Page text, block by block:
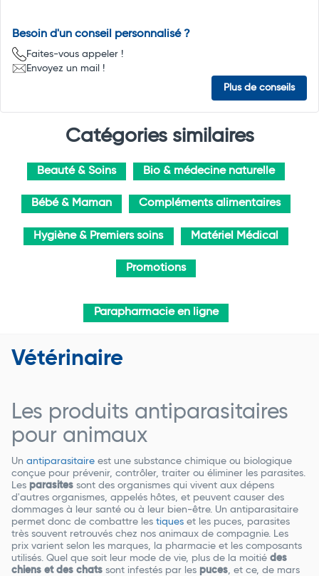
Besoin d'un conseil personnalisé ?
Faites-vous appeler !
Envoyez un mail !
Plus de conseils
Catégories similaires
Beauté & Soins Bio & médecine naturelle
Bébé & Maman Compléments alimentaires
Hygiène & Premiers soins Matériel Médical
Promotions
Parapharmacie en ligne
Vétérinaire
Les produits antiparasitaires
pour animaux
Un antiparasitaire est une substance chimique ou biologique
conçue pour prévenir, contrôler, traiter ou éliminer les parasites.
Les parasites sont des organismes qui vivent aux dépens
d'autres organismes, appelés hôtes, et peuvent causer des
dommages à leur santé ou à leur bien-être. Un antiparasitaire
permet donc de combattre les tiques et les puces, parasites
très souvent retrouvés chez nos animaux de compagnie. Les
prix varient selon les marques, la pharmacie et les composants
utilisés. Quel que soit leur mode de vie, plus de la moitié des
chiens et des chats sont infestés par les puces , et ce, de mars